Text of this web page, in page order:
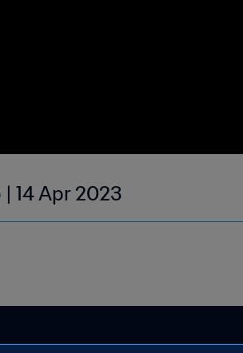
| 14 Apr 2023